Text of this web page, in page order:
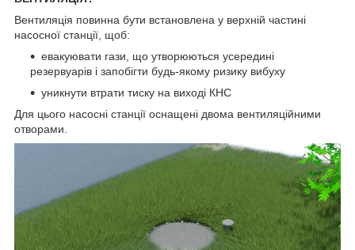
Вентиляція повинна бути встановлена у верхній частині
насосної станції, щоб:
евакуювати гази, що утворюються усередині
резервуарів і запобігти будь-якому ризику вибуху
уникнути втрати тиску на виході КНС
Для цього насосні станції оснащені двома вентиляційними
отворами.